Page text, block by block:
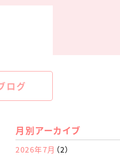
ログ
月別アーカイブ
2026年7月 （2）